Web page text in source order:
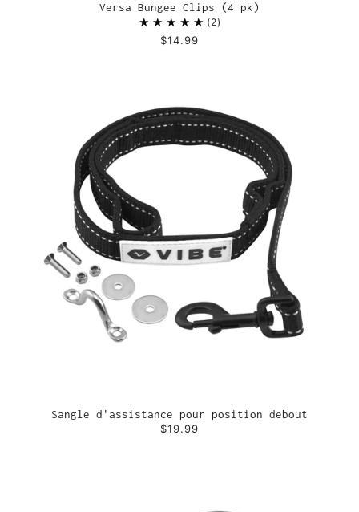
Versa Bungee Clips (4 pk)
2
$14.99
Sangle d'assistance pour position debout
$19.99